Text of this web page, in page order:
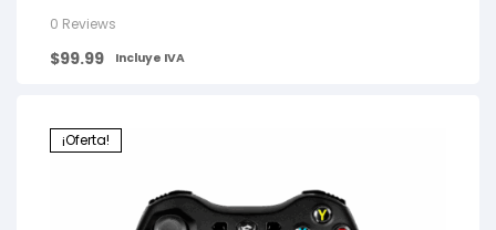
0 Reviews
$99.99 Incluye IVA
¡Oferta!